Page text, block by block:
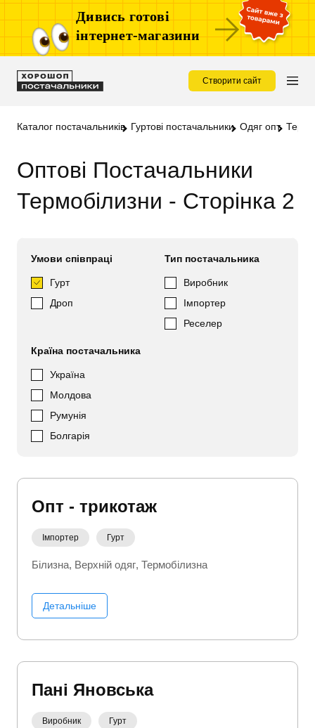
Дивись готові
інтернет-магазини
Створити сайт
Каталог постачальників Гуртові постачальники Одяг опт
Оптові Постачальники
Термобілизни - Сторінка 2
Умови співпраці
Гурт
Дроп
Тип постачальника
Виробник
Імпортер
Реселер
Країна постачальника
Україна
Молдова
Румунія
Болгарія
Опт - трикотаж
Імпортер Гурт
Білизна Верхній одяг Термобілизна
Детальніше
Пані Яновська
Виробник Гурт